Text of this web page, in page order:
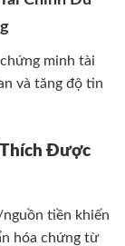
minh tài
và tăng độ tin
Thích Được
tiền khiến
hóa chứng từ